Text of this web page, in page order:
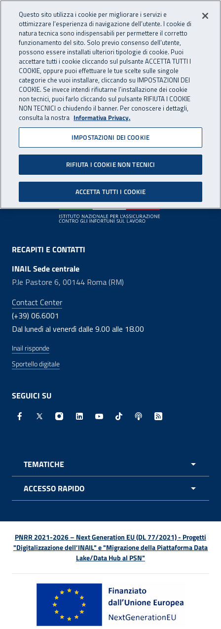
INAIL - Istituto Nazionale
Apri cerca
Navigazione principale
Pagina non disponibile
Il contenuto non è stato trovato. Per continuare la
navigazione è possibile ritornare alla
Footer
RECAPITI E CONTATTI
INAIL Sede centrale
P.le Pastore 6, 00144 Roma (RM)
Contact Center
(+39) 06.6001
Dal lunedì al venerdì dalle 9.00 alle 18.00
Inail risponde
Sportello digitale
SEGUICI SU
Facebook - Sito esterno - Apertura in nuova finestra
X - Sito esterno - Apertura in nuova finestra
Instagram - Sito esterno - Apertura in
Linkedin - Sito esterno - Apertura in
Youtube - Sito esterno -
TikTok - Sito esterno -
Spreaker - Sito
Feed RSS -
TEMATICHE
ACCESSO RAPIDO
PNRR 2021-2026 – Next Generation EU (DL 77/2021) - Progetti
"Digitalizzazione dell’INAIL" e "Migrazione della Piattaforma Data
Lake/Data Hub al PSN"
Questo sito utilizza i cookie per migliorare i servizi e
ottimizzare l’esperienza di navigazione dell’utente. I cookie di
natura tecnica sono indispensabili per permettere il corretto
funzionamento del sito. Solo previo consenso dell’utente,
possono essere installati ulteriori tipologie di cookie. Puoi
accettare tutti i cookie cliccando sul pulsante ACCETTA TUTTI I
COOKIE, oppure puoi effettuare le tue scelte sulle singole
categorie che vuoi installare, cliccando su IMPOSTAZIONI DEI
COOKIE. Se invece intendi rifiutarne l’installazione dei cookie
non tecnici, puoi farlo cliccando sul pulsante RIFIUTA I COOKIE
NON TECNICI o chiudendo il banner. Per conoscere i dettagli,
consulta la nostra Informativa Privacy.
IMPOSTAZIONI DEI COOKIE
RIFIUTA I COOKIE NON TECNICI
ACCETTA TUTTI I COOKIE